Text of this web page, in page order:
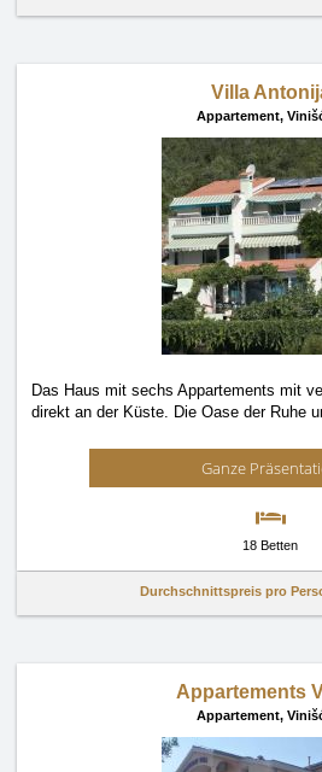
Villa
Appartement,
Das Haus mit sechs Appartements mit
direkt an der Küste. Die Oase der Ruhe
Ganze
18 Betten
Durchschnittspreis pro
Appartements
Appartement,